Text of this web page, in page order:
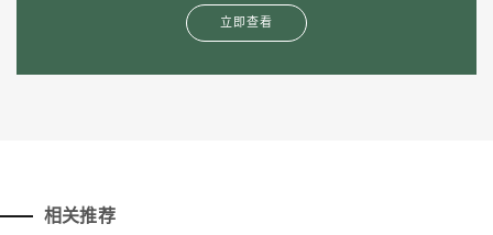
立即查看
相关推荐